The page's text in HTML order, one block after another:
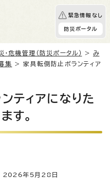
緊急情報なし
防災ポータル
・危機管理（防災ポータル） > み
集
> 家具転倒防止ボランティア
ティアになりた
す。
年5月28日